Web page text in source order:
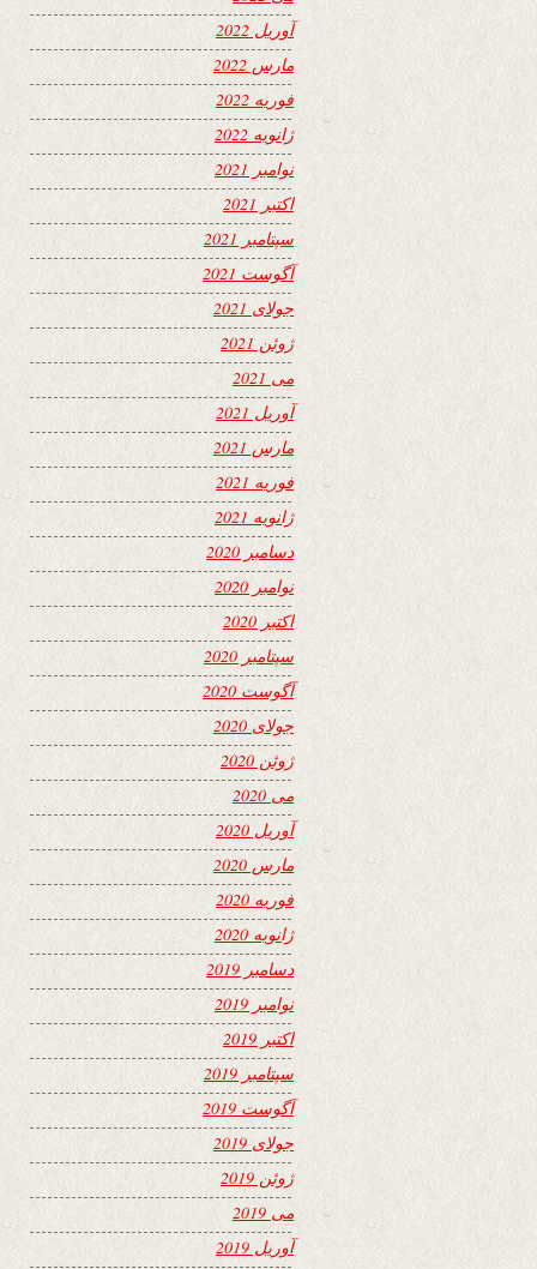
آوریل 2022
مارس 2022
فوریه 2022
ژانویه 2022
نوامبر 2021
اکتبر 2021
سپتامبر 2021
آگوست 2021
جولای 2021
ژوئن 2021
می 2021
آوریل 2021
مارس 2021
فوریه 2021
ژانویه 2021
دسامبر 2020
نوامبر 2020
اکتبر 2020
سپتامبر 2020
آگوست 2020
جولای 2020
ژوئن 2020
می 2020
آوریل 2020
مارس 2020
فوریه 2020
ژانویه 2020
دسامبر 2019
نوامبر 2019
اکتبر 2019
سپتامبر 2019
آگوست 2019
جولای 2019
ژوئن 2019
می 2019
آوریل 2019